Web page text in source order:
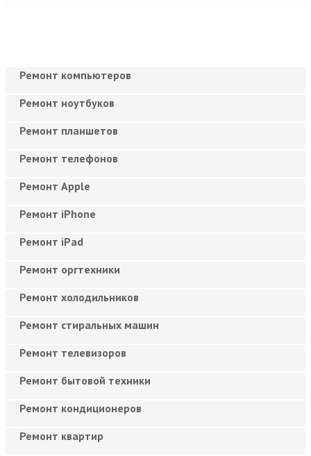
Ремонт компьютеров
Ремонт ноутбуков
Ремонт планшетов
Ремонт телефонов
Ремонт Apple
Ремонт iPhone
Ремонт iPad
Ремонт оргтехники
Ремонт холодильников
Ремонт стиральных машин
Ремонт телевизоров
Ремонт бытовой техники
Ремонт кондиционеров
Ремонт квартир